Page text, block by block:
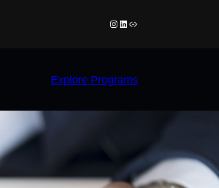
Instagram
LinkedIn
Link
Explore Programs